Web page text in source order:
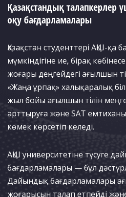
Қазақстандық талапкерлер
оқу бағдарламалары
Қазақстан студенттері АҚШ-қа
мүмкіндігіне ие, бірақ
жоғары деңгейдегі ағылшын
«Жаңа ұрпақ» халықаралық
жыл бойы ағылшын тілін
арттыруға және SAT
көмек көрсетіп келеді.
АҚШ университетіне түсуге
бағдарламалары — бұл
Дайындық бағдарламалары
жоғарысын талап етпейді